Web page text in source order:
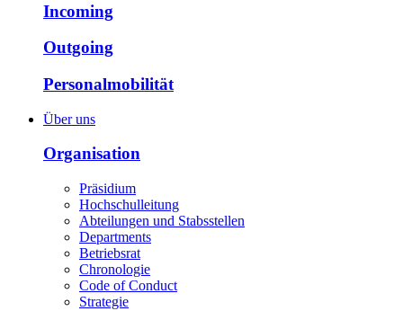
Incoming
Outgoing
Personalmobilität
Über uns
Organisation
Präsidium
Hochschulleitung
Abteilungen und Stabsstellen
Departments
Betriebsrat
Chronologie
Code of Conduct
Strategie